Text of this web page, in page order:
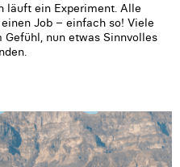
läuft ein Experiment. Alle
Job – einfach so! Viele
nun etwas Sinnvolles